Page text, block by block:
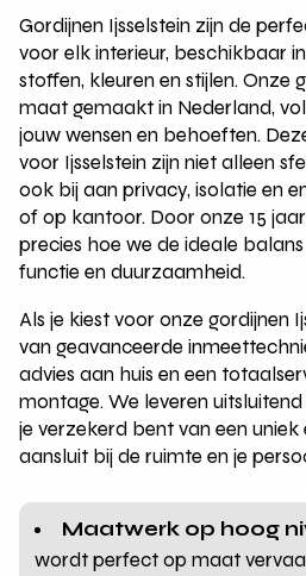
Gordijnen Ijsselstein zijn de
voor elk interieur, beschikbaar
stoffen, kleuren en stijlen. Onze
maat gemaakt in Nederland,
jouw wensen en behoeften.
voor Ijsselstein zijn niet alleen
ook bij aan privacy, isolatie en
of op kantoor. Door onze 15
precies hoe we de ideale balans
functie en duurzaamheid.
Als je kiest voor onze gordijnen
van geavanceerde
advies aan huis en een
montage. We leveren
je verzekerd bent van een
aansluit bij de ruimte en je
Maatwerk op hoog
wordt perfect op maat